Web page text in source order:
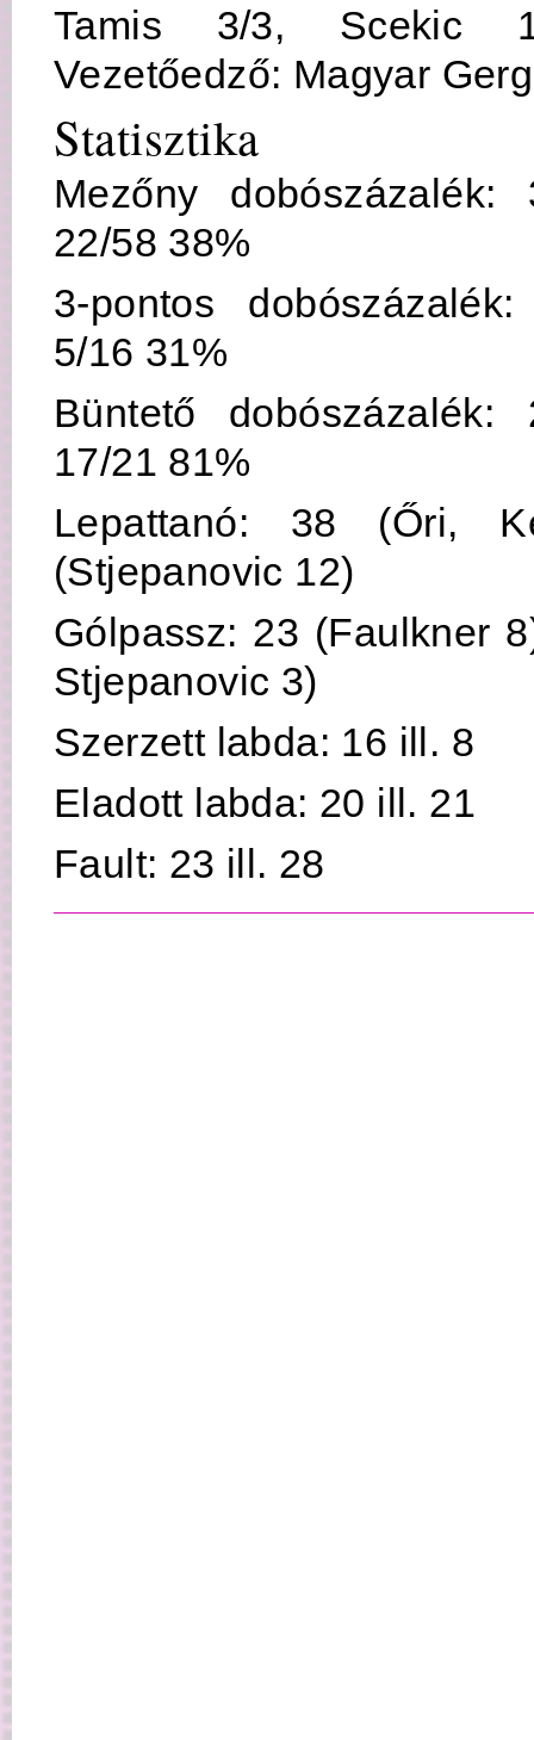
Tamis 3/3, Scekic
Vezetőedző: Magyar
Statisztika
Mezőny
22/58 38%
3-pontos
5/16 31%
Büntető
17/21 81%
Lepattanó: 38 (Őri,
(Stjepanovic 12)
Gólpassz: 23 (Faulkner
Stjepanovic 3)
Szerzett labda: 16 ill. 8
Eladott labda: 20 ill. 21
Fault: 23 ill. 28